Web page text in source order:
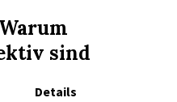
sind
Details